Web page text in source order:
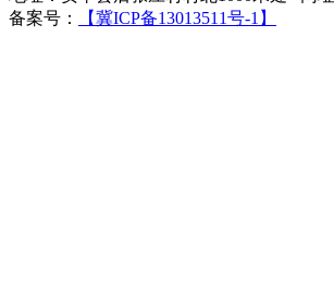
备案号：
【冀ICP备13013511号-1】